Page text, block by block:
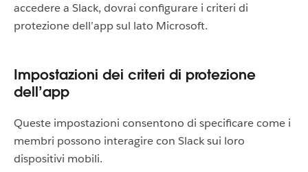
accedere a Slack, dovrai configurare i criteri di
protezione dell’app sul lato Microsoft.
Impostazioni dei criteri di protezione
dell’app
Queste impostazioni consentono di specificare come i
membri possono interagire con Slack sui loro
dispositivi mobili.